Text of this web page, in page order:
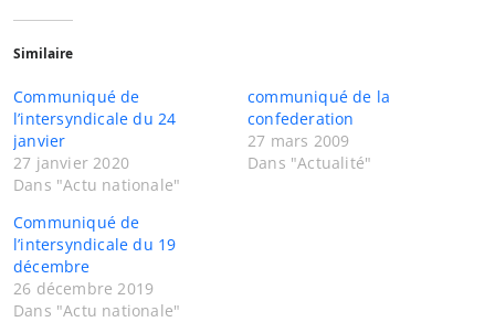
Similaire
Communiqué de
l’intersyndicale du 24
janvier
27 janvier 2020
Dans "Actu nationale"
communiqué de la
confederation
27 mars 2009
Dans "Actualité"
Communiqué de
l’intersyndicale du 19
décembre
26 décembre 2019
Dans "Actu nationale"